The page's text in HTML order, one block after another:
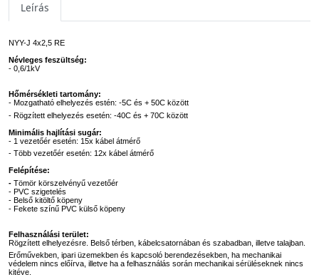
Leírás
NYY-J 4x2,5 RE
Névleges feszültség:
- 0,6/1kV
Hőmérsékleti tartomány:
- Mozgatható elhelyezés estén: -5C és + 50C között
- Rögzített elhelyezés esetén: -40C és + 70C között
Minimális hajlítási sugár:
- 1 vezetőér esetén: 15x kábel átmérő
- Több vezetőér esetén: 12x kábel átmérő
Felépítése:
- Tömör körszelvényű vezetőér
- PVC szigetelés
- Belső kitöltő köpeny
- Fekete színű PVC külső köpeny
Felhasználási terület:
Rögzített elhelyezésre. Belső térben, kábelcsatornában és szabadban, illetve talajban.
Erőművekben, ipari üzemekben és kapcsoló berendezésekben, ha mechanikai
védelem nincs előírva, illetve ha a felhasználás során mechanikai sérüléseknek nincs
kitéve.